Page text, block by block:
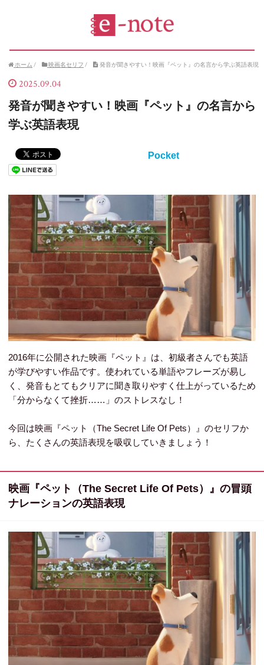
ホーム / 映画名セリフ / 発音が聞きやすい！映画『ペット』の名言から学ぶ英語表現
2025.09.04
発音が聞きやすい！映画『ペット』の名言から
学ぶ英語表現
Pocket
2016年に公開された映画『ペット』は、初級者さんでも英語
が学びやすい作品です。使われている単語やフレーズが易し
く、発音もとてもクリアに聞き取りやすく仕上がっているため
「分からなくて挫折……」のストレスなし！
今回は映画『ペット（The Secret Life Of Pets）』のセリフか
ら、たくさんの英語表現を吸収していきましょう！
映画『ペット（The Secret Life Of Pets）』の冒頭
ナレーションの英語表現